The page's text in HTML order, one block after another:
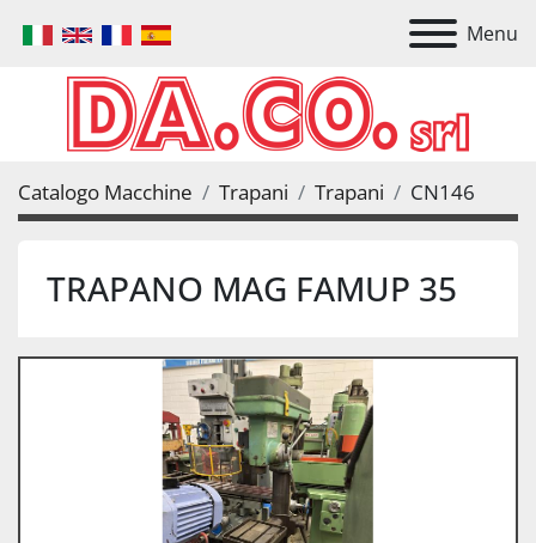
Menu
Catalogo Macchine Trapani Trapani CN146
TRAPANO MAG FAMUP 35